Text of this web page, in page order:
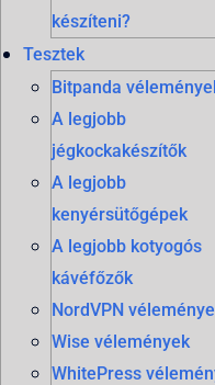
készíteni?
Tesztek
Bitpanda
A legjobb
jégkockakészítők
A legjobb
kenyérsütőgépek
A legjobb kotyogós
kávéfőzők
NordVPN
Wise vélemények
WhitePress